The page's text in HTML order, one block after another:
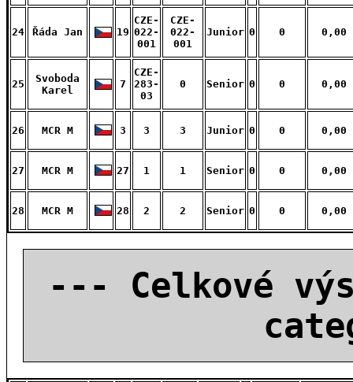
24 Řáda Jan 19
CZE-
022-
001
CZE-
022-
001
Junior 0 0 0,00
25
Svoboda
Karel
7
CZE-
283-
03
0 Senior 0 0 0,00
26 MCR M 3 3 3 Junior 0 0 0,00
27 MCR M 27 1 1 Senior 0 0 0,00
28 MCR M 28 2 2 Senior 0 0 0,00
--- Celkové